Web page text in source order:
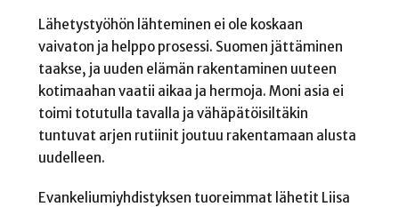
Lähetystyöhön lähteminen ei ole koskaan
vaivaton ja helppo prosessi. Suomen jättäminen
taakse, ja uuden elämän rakentaminen uuteen
kotimaahan vaatii aikaa ja hermoja. Moni asia ei
toimi totutulla tavalla ja vähäpätöisiltäkin
tuntuvat arjen rutiinit joutuu rakentamaan alusta
uudelleen.
Evankeliumiyhdistyksen tuoreimmat lähetit Liisa